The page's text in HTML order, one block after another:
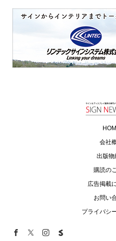
会社
出版物
購読の
広告掲載
お問い
プライバシ